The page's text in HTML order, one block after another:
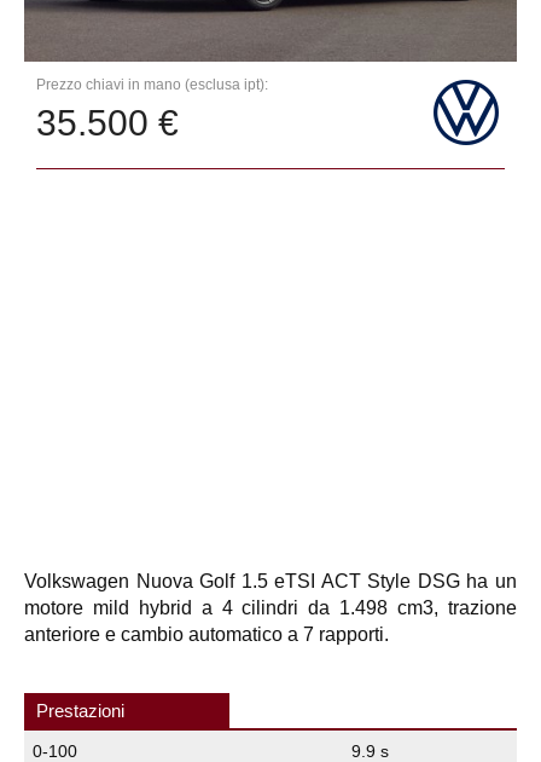
Prezzo chiavi in mano (esclusa ipt):
35.500 €
Volkswagen Nuova Golf 1.5 eTSI ACT Style DSG ha un
motore mild hybrid a 4 cilindri da 1.498 cm3, trazione
anteriore e cambio automatico a 7 rapporti.
Prestazioni
0-100 9.9 s